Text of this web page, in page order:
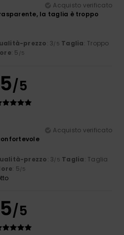
Acquisto verificato
la taglia è troppo
prezzo: 3/5 Taglia: Troppo
: 5 /5
5/5
Acquisto verificato
prezzo: 3/5 Taglia: Taglia
: 5/5
5/5